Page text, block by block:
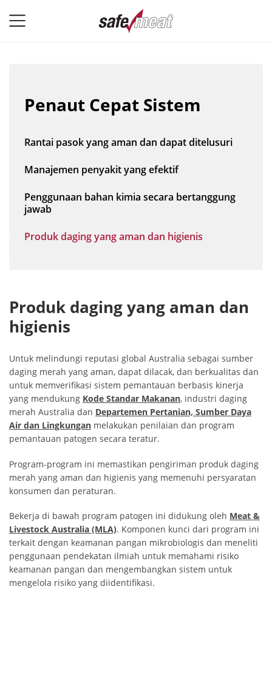
Penaut Cepat Sistem
Rantai pasok yang aman dan dapat ditelusuri
Manajemen penyakit yang efektif
Penggunaan bahan kimia secara bertanggung
jawab
Produk daging yang aman dan higienis
Produk daging yang aman dan
higienis
Untuk melindungi reputasi global Australia sebagai sumber
daging merah yang aman, dapat dilacak, dan berkualitas dan
untuk memverifikasi sistem pemantauan berbasis kinerja
yang mendukung Kode Standar Makanan, industri daging
merah Australia dan Departemen Pertanian, Sumber Daya
Air dan Lingkungan melakukan penilaian dan program
pemantauan patogen secara teratur.
Program-program ini memastikan pengiriman produk daging
merah yang aman dan higienis yang memenuhi persyaratan
konsumen dan peraturan.
Bekerja di bawah program patogen ini didukung oleh Meat &
Livestock Australia (MLA). Komponen kunci dari program ini
terkait dengan keamanan pangan mikrobiologis dan meneliti
penggunaan pendekatan ilmiah untuk memahami risiko
keamanan pangan dan mengembangkan sistem untuk
mengelola risiko yang diidentifikasi.